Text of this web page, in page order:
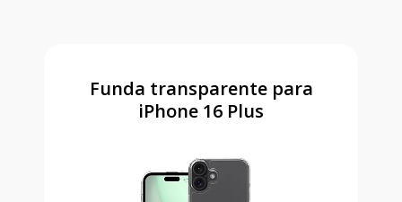
Funda transparente para
iPhone 16 Plus